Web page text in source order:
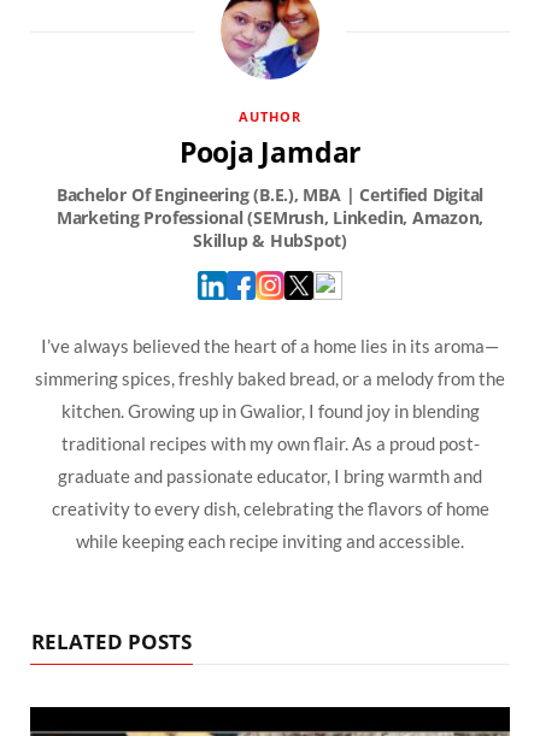
AUTHOR
Pooja Jamdar
I’ve always believed the heart of a home lies in its aroma—
simmering spices, freshly baked bread, or a melody from the
kitchen. Growing up in Gwalior, I found joy in blending
traditional recipes with my own flair. As a proud post-
graduate and passionate educator, I bring warmth and
creativity to every dish, celebrating the flavors of home
while keeping each recipe inviting and accessible.
RELATED POSTS